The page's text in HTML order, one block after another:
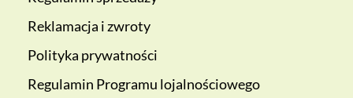
Reklamacja i zwroty
Polityka prywatności
Regulamin Programu lojalnościowego